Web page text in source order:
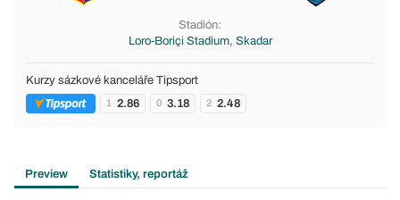
Stadión:
Loro-Boriçi Stadium, Skadar
Kurzy sázkové kanceláře Tipsport
1 2.86 0 3.18 2 2.48
Preview Statistiky, reportáž